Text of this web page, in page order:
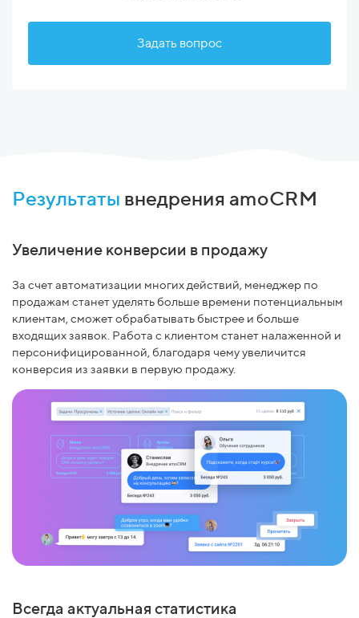
Задать вопрос
Результаты внедрения amoCRM
Увеличение конверсии в продажу
За счет автоматизации многих действий, менеджер по
продажам станет уделять больше времени потенциальным
клиентам, сможет обрабатывать быстрее и больше
входящих заявок. Работа с клиентом станет налаженной и
персонифицированной, благодаря чему увеличится
конверсия из заявки в первую продажу.
Всегда актуальная статистика